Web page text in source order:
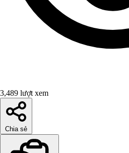
3,489 lượt xem
Chia sẻ